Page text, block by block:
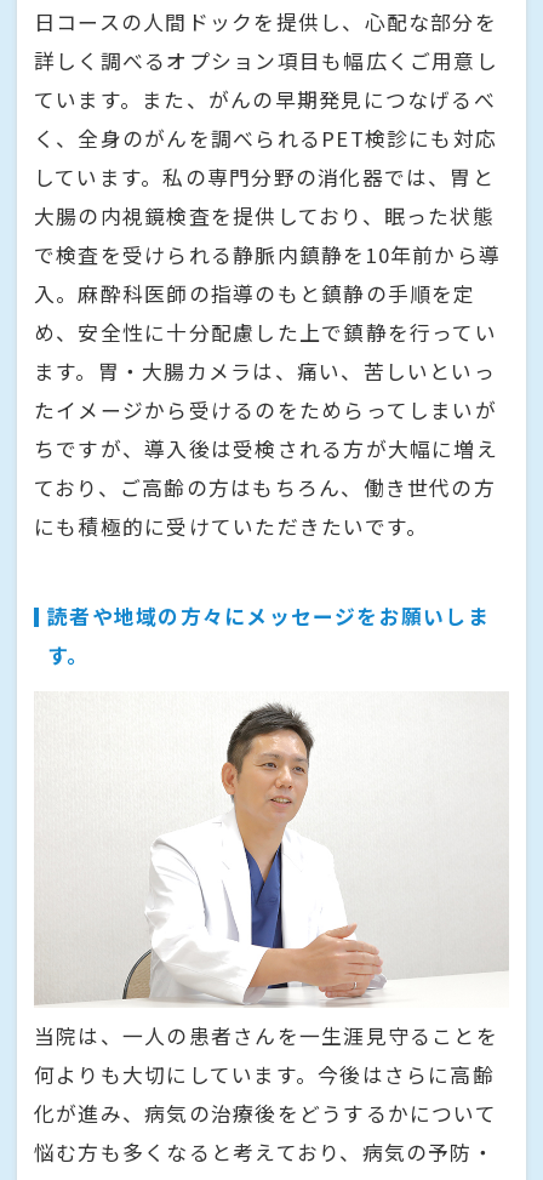
日コースの人間ドックを提供し、心配な部分を
詳しく調べるオプション項目も幅広くご用意し
ています。また、がんの早期発見につなげるべ
く、全身のがんを調べられるPET検診にも対応
しています。私の専門分野の消化器では、胃と
大腸の内視鏡検査を提供しており、眠った状態
で検査を受けられる静脈内鎮静を10年前から導
入。麻酔科医師の指導のもと鎮静の手順を定
め、安全性に十分配慮した上で鎮静を行ってい
ます。胃・大腸カメラは、痛い、苦しいといっ
たイメージから受けるのをためらってしまいが
ちですが、導入後は受検される方が大幅に増え
ており、ご高齢の方はもちろん、働き世代の方
にも積極的に受けていただきたいです。
読者や地域の方々にメッセージをお願いしま
す。
当院は、一人の患者さんを一生涯見守ることを
何よりも大切にしています。今後はさらに高齢
化が進み、病気の治療後をどうするかについて
悩む方も多くなると考えており、病気の予防・